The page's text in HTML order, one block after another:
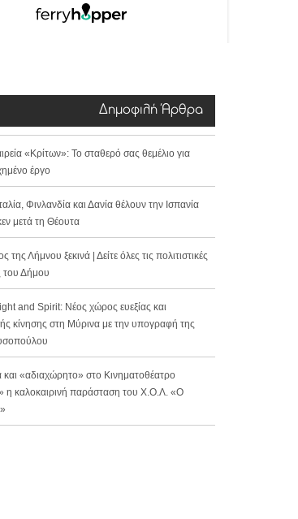
Δημοφιλή Άρθρα
«Κρίτων»: Το σταθερό σας θεμέλιο για
έργο
Φινλανδία και Δανία θέλουν την Ισπανία
μετά τη Θέουτα
της Λήμνου ξεκινά | Δείτε όλες τις πολιτιστικές
του Δήμου
and Spirit: Νέος χώρος ευεξίας και
κίνησης στη Μύρινα με την υπογραφή της
και «αδιαχώρητο» στο Κινηματοθέατρο
η καλοκαιρινή παράσταση του Χ.Ο.Λ. «Ο